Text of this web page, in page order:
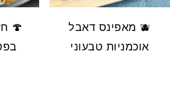
🫐 מאפינס דאבל
אוכמניות טבעוני
🍄